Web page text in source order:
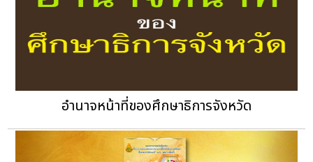
อำนาจหน้าที่ของศึกษาธิการจังหวัด